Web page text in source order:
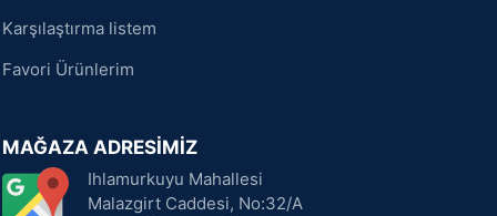
Karşılaştırma listem
Favori Ürünlerim
MAĞAZA ADRESİMİZ
Ihlamurkuyu Mahallesi
Malazgirt Caddesi, No:32/A